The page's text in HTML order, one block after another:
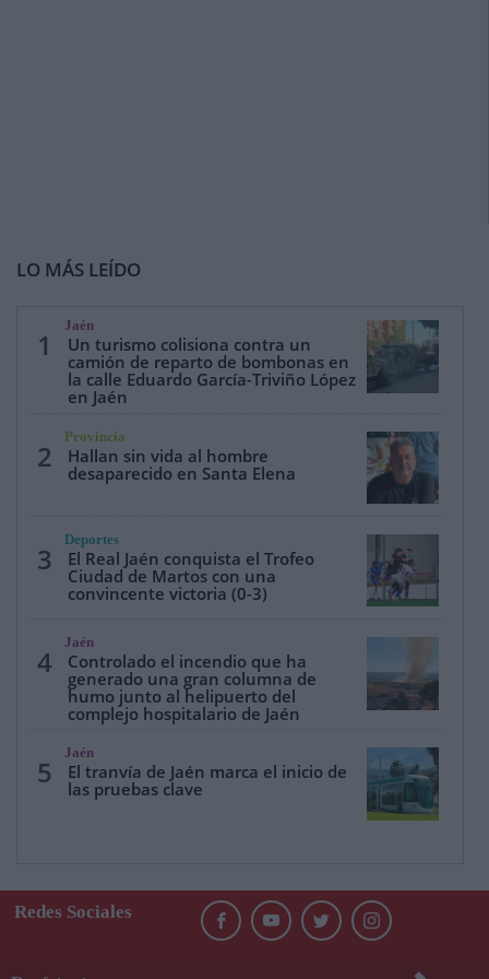
LO MÁS LEÍDO
1
Jaén
Un turismo colisiona contra un
camión de reparto de bombonas en
la calle Eduardo García-Triviño López
en Jaén
2
Provincia
Hallan sin vida al hombre
desaparecido en Santa Elena
3
Deportes
El Real Jaén conquista el Trofeo
Ciudad de Martos con una
convincente victoria (0-3)
4
Jaén
Controlado el incendio que ha
generado una gran columna de
humo junto al helipuerto del
complejo hospitalario de Jaén
5
Jaén
El tranvía de Jaén marca el inicio de
las pruebas clave
Redes Sociales